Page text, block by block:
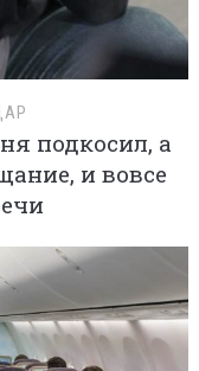
подкосил, а
и вовсе